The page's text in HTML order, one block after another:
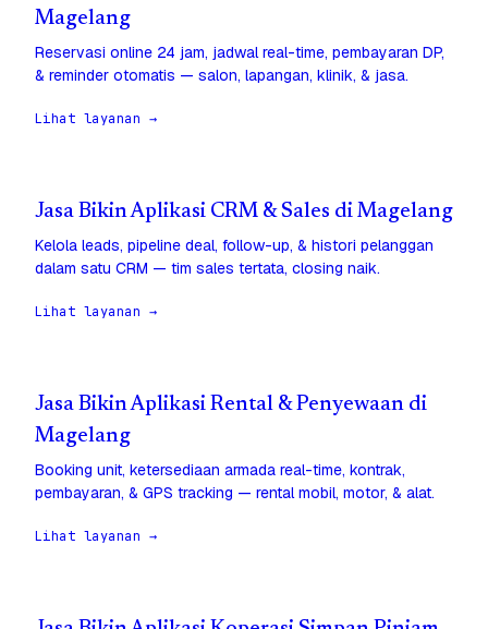
Magelang
Reservasi online 24 jam, jadwal real-time, pembayaran DP,
& reminder otomatis — salon, lapangan, klinik, & jasa.
Lihat layanan →
Jasa Bikin Aplikasi CRM & Sales di Magelang
Kelola leads, pipeline deal, follow-up, & histori pelanggan
dalam satu CRM — tim sales tertata, closing naik.
Lihat layanan →
Jasa Bikin Aplikasi Rental & Penyewaan di
Magelang
Booking unit, ketersediaan armada real-time, kontrak,
pembayaran, & GPS tracking — rental mobil, motor, & alat.
Lihat layanan →